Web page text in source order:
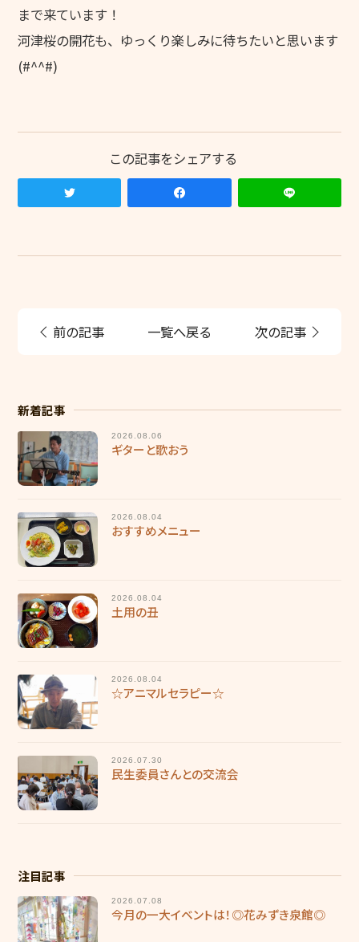
慶成会で働きたい方へ
輝き★職員インタビュー【介護職】
輝き★職員インタビュー【介護職】Vol.2
福利厚生
施設ブログ
個人情報保護方針
まで来ています！
河津桜の開花も、ゆっくり楽しみに待ちたいと思います
(#^^#)
前の記事 一覧へ戻る 次の記事
新着記事
2026.08.06
ギターと歌おう
2026.08.04
おすすめメニュー
2026.08.04
土用の丑
2026.08.04
☆アニマルセラピー☆
2026.07.30
民生委員さんとの交流会
注目記事
2026.07.08
今月の一大イベントは！◎花みずき泉館◎